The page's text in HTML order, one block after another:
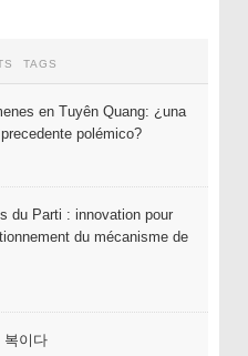
TAGS
en Tuyên Quang: ¿una
polémico?
du Parti : innovation pour
du mécanisme de
복이다